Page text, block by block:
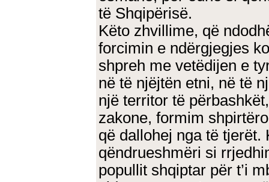
të Shqipërisë.
Këto zhvillime, që
forcimin e ndërgjegjes
shpreh me vetëdijen e
në të njëjtën etni, në të
një territor të
zakone, formim
që dallohej nga të tjerët.
qëndrueshmëri si
popullit shqiptar për t’i